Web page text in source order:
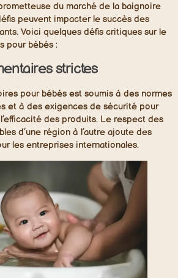
du marché de la baignoire
peuvent impacter le succès des
Voici quelques défis critiques sur le
pour bébés :
strictes
pour bébés est soumis à des normes
et à des exigences de sécurité pour
des produits. Le respect des
d’une région à l’autre ajoute des
les entreprises internationales.